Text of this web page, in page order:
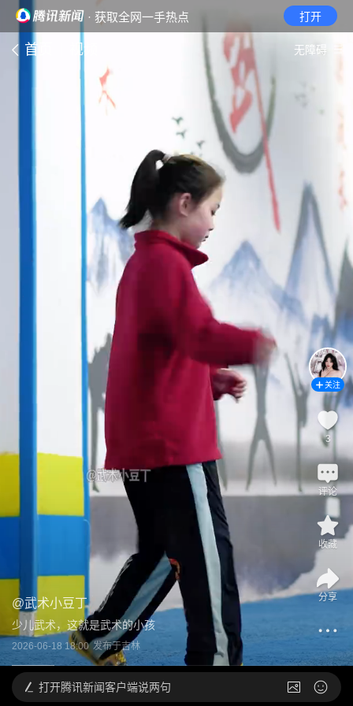
· 获取全网一手热点 打开
首页 视频 无障碍
@武术小豆丁
少儿武术，这就是武术的小孩
2026-06-18 18:00 发布于吉林
关注
3
评论
收藏
分享
打开腾讯新闻客户端说两句